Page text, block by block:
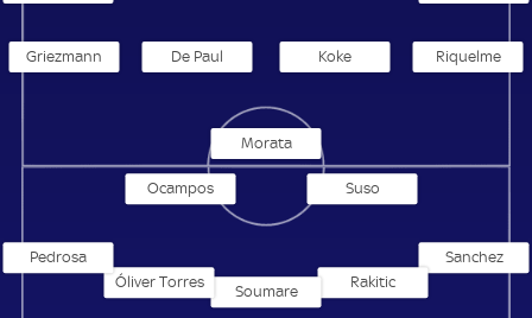
Griezmann De Paul Koke Riquelme
Morata
Sanchez
Rakitic
Soumare
Óliver Torres
Pedrosa
Suso
Ocampos